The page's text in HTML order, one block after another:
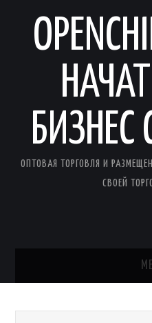
БИЗНЕС
ОПТОВАЯ ТОРГОВЛЯ И
СВОЕЙ